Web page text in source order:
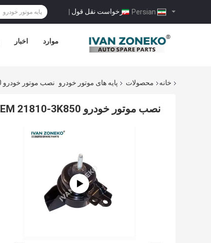
درخواست نقل قول |
اخبار موارد
خانه محصولات پایه های موتور خودرو نصب موتور خودرو OEM 21810-3K850 برای هیوندای آزرا سوناتا 04 2006
نصب موتور خودرو OEM 21810-3K850 برای هیوندای آزرا سوناتا 04 2006